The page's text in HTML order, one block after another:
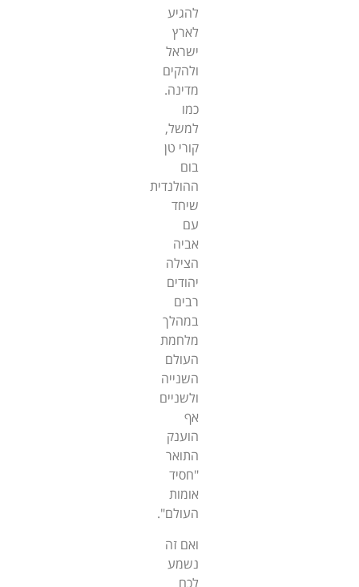
להגיע
לארץ
ישראל
ולהקים
מדינה.
כמו
למשל,
קורי טן
בום
ההולנדית
שיחד
עם
אביה
הצילה
יהודים
רבים
במהלך
מלחמת
העולם
השנייה
ולשניים
אף
הוענק
התואר
"חסיד
אומות
העולם".
ואם זה
נשמע
לכם